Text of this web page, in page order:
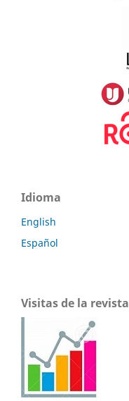
Idioma
English
Español
Visitas de la revista